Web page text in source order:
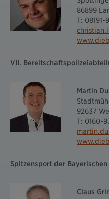
86899
T: 08191-
VII.
Martin
92637
T: 0160-
Spitzensport der
Claus